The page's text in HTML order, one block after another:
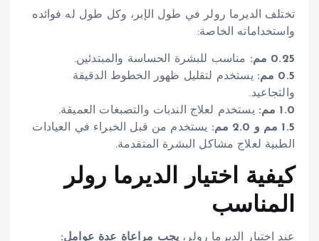
تختلف الديرما رولر في طول الإبر، وكل طول له فوائده
واستخداماته الخاصة:
0.25 مم:
مناسب للبشرة الحساسة والمبتدئين.
0.5 مم:
يستخدم لتقليل ظهور الخطوط الدقيقة
والتجاعيد.
1.0 مم:
يستخدم لعلاج الندبات والتصبغات العميقة.
1.5 مم و 2.0 مم:
يستخدم من قبل الخبراء في العيادات
الطبية لعلاج مشاكل البشرة المتقدمة.
كيفية اختيار الديرما رولر
المناسب
عند اختيار الديرما رولر، يجب مراعاة عدة عوامل: